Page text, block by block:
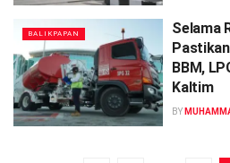
BALIKPAPAN
Selama
BBM,
Kaltim
BY